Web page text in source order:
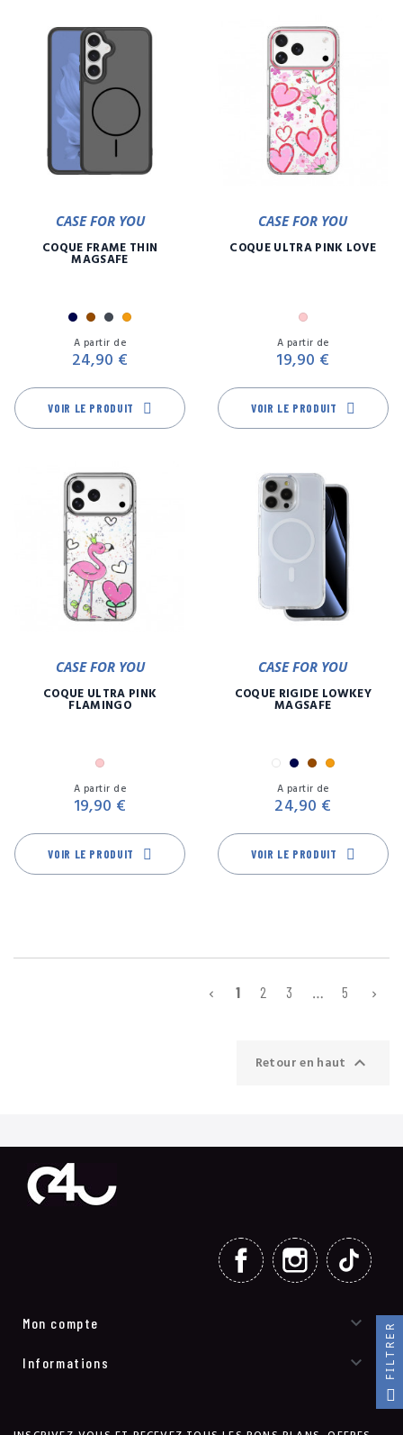
CASE FOR YOU
COQUE FRAME THIN
MAGSAFE
Marine
Marron
NoirOrange
A partir de
24,90 €
VOIR LE PRODUIT
CASE FOR YOU
COQUE ULTRA PINK LOVE
Rose
A partir de
19,90 €
VOIR LE PRODUIT
CASE FOR YOU
COQUE ULTRA PINK
FLAMINGO
Rose
A partir de
19,90 €
VOIR LE PRODUIT
CASE FOR YOU
COQUE RIGIDE LOWKEY
MAGSAFE
BlancMarine
Marron
Orange
A partir de
24,90 €
VOIR LE PRODUIT
 1 2 3 … 5 
Retour en haut 
FACEBOOK INSTAGRAM
Mon compte 
Informations  FILTRER